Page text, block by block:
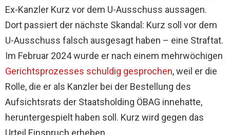
Ex-Kanzler Kurz vor dem U-Ausschuss aussagen.
Dort passiert der nächste Skandal: Kurz soll vor dem
U-Ausschuss falsch ausgesagt haben – eine Straftat.
Im Februar 2024 wurde er nach einem mehrwöchigen
Gerichtsprozesses schuldig gesprochen, weil er die
Rolle, die er als Kanzler bei der Bestellung des
Aufsichtsrats der Staatsholding ÖBAG innehatte,
heruntergespielt haben soll. Kurz wird gegen das
Urteil Einspruch erheben.